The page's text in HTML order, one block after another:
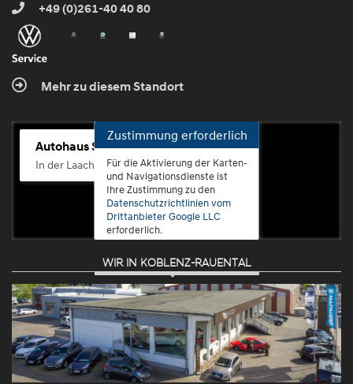
+49 (0)261-40 40 80
Mehr zu diesem Standort
Autohaus Scherhag
In der Laach 76, 56072 Koblenz-Güls
Zustimmung erforderlich
Für die Aktivierung der Karten-
und Navigationsdienste ist
Ihre Zustimmung zu den
Datenschutzrichtlinien vom
Drittanbieter Google LLC
erforderlich.
Zustimmen
und
aktivieren
WIR IN KOBLENZ-RAUENTAL